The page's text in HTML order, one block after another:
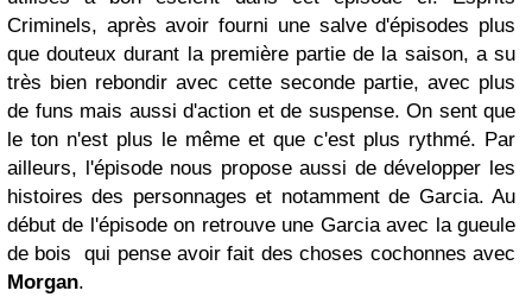
Criminels, après avoir fourni une salve d'épisodes plus
que douteux durant la première partie de la saison, a su
très bien rebondir avec cette seconde partie, avec plus
de funs mais aussi d'action et de suspense. On sent que
le ton n'est plus le même et que c'est plus rythmé. Par
ailleurs, l'épisode nous propose aussi de développer les
histoires des personnages et notamment de Garcia. Au
début de l'épisode on retrouve une Garcia avec la gueule
de bois qui pense avoir fait des choses cochonnes avec
Morgan.